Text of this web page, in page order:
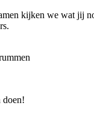
kijken we wat jij
doen!